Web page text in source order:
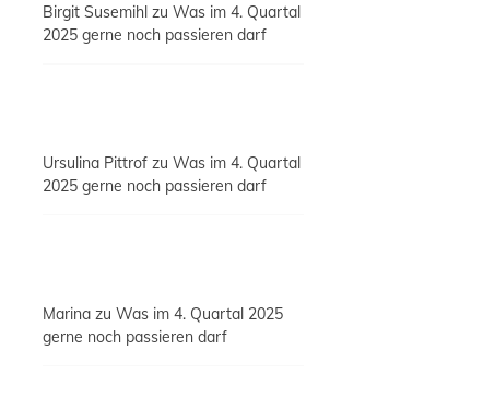
Birgit Susemihl zuWas im 4. Quartal
2025 gerne noch passieren darf
Ursulina Pittrof zuWas im 4. Quartal
2025 gerne noch passieren darf
Marina zuWas im 4. Quartal 2025
gerne noch passieren darf